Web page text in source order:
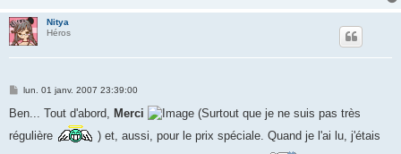
Nitya
Héros
M
s
a
g
lun. 01 janv. 2007 23:39:00
Ben... Tout d'abord, Merci
(Surtout que je ne suis pas très
régulière
) et, aussi, pour le prix spéciale. Quand je l'ai lu, j'étais